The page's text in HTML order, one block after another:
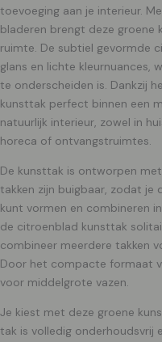
toevoeging aan je interieur.
bladeren brengt deze groene
ruimte. De subtiel gevormde
glans en lichte kleurnuances,
te onderscheiden is. Dankzij
kunsttak perfect binnen een
natuurlijk interieur, zowel in
horeca of ontvangstruimtes.
De kunsttak is ontworpen
takken zijn buigbaar, zodat je
kunt vormen en combineren
de citroenblad kunsttak
combineer meerdere takken
Door het compacte formaat
voor middelgrote vazen.
Je kiest met deze groene
tak is volledig onderhoudsvrij